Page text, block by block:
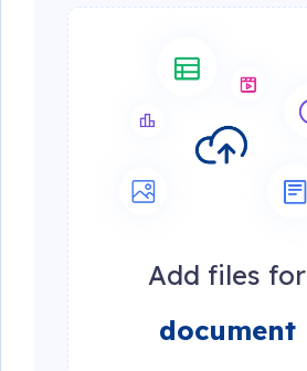
Add files for
document